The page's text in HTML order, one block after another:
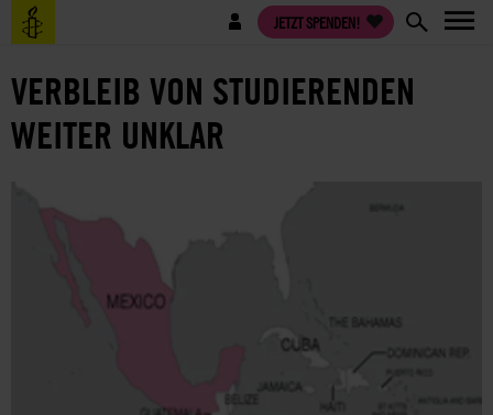
Direkt
zum
Benutzermenü JETZT SPENDEN!
VERBLEIB VON STUDIERENDEN
WEITER UNKLAR